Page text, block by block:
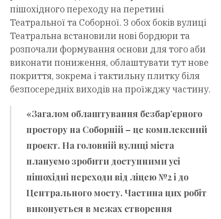
пішохідного переходу на перетині
Театральної та Соборної. З обох боків вулиці
Театральна встановили нові бордюри та
розпочали формування основи для того аби
виконати пониження, облаштувати тут нове
покриття, зокрема і тактильну плитку біля
безпосередніх виходів на проїжджу частину.
«Загалом облаштування безбар’єрного
простору на Соборній – це комплексний
проєкт. На головній вулиці міста
плануємо зробити доступними усі
пішохідні переходи від ліцею №2 і до
Центрального мосту. Частина цих робіт
виконується в межах створення